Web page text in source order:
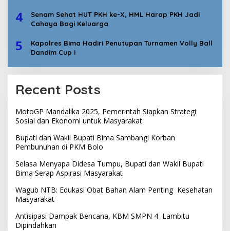
4
Senam Sehat HUT PKH ke-X, HML Harap PKH Jadi
Cahaya Bagi Keluarga
5
Kapolres Bima Hadiri Penutupan Turnamen Volly Ball
Dandim Cup I
Recent Posts
MotoGP Mandalika 2025, Pemerintah Siapkan Strategi
Sosial dan Ekonomi untuk Masyarakat
Bupati dan Wakil Bupati Bima Sambangi Korban
Pembunuhan di PKM Bolo
Selasa Menyapa Didesa Tumpu, Bupati dan Wakil Bupati
Bima Serap Aspirasi Masyarakat
Wagub NTB: Edukasi Obat Bahan Alam Penting Kesehatan
Masyarakat
Antisipasi Dampak Bencana, KBM SMPN 4 Lambitu
Dipindahkan